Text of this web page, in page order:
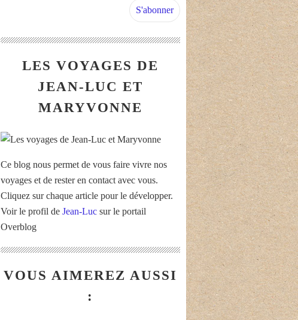
LES VOYAGES DE
JEAN-LUC ET
MARYVONNE
Ce blog nous permet de vous faire vivre nos
voyages et de rester en contact avec vous.
Cliquez sur chaque article pour le développer.
Voir le profil de Jean-Luc sur le portail
Overblog
VOUS AIMEREZ AUSSI
: